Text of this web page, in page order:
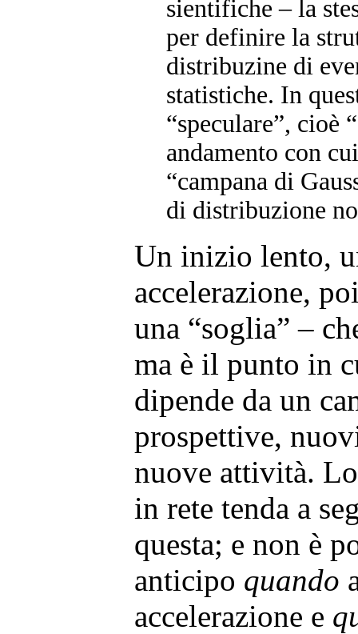
sientifiche – la
per definire la
distribuzine di
statistiche. In
“speculare”, cioè
andamento con
“campana di
di distribuzione
Un inizio lento,
accelerazione,
una “soglia” –
ma è il punto in
dipende da un
prospettive,
nuove attività.
in rete tenda a
questa; e non è
anticipo quando
accelerazione e